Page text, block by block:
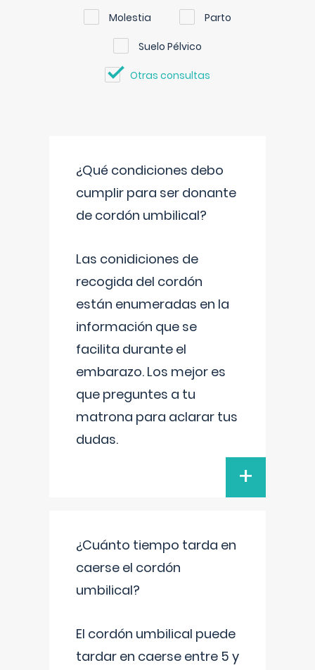
Molestia Parto
Suelo Pélvico
Otras consultas
¿Qué condiciones debo
cumplir para ser donante
de cordón umbilical?
Las conidiciones de
recogida del cordón
están enumeradas en la
información que se
facilita durante el
embarazo. Los mejor es
que preguntes a tu
matrona para aclarar tus
dudas.
+
¿Cuánto tiempo tarda en
caerse el cordón
umbilical?
El cordón umbilical puede
tardar en caerse entre 5 y